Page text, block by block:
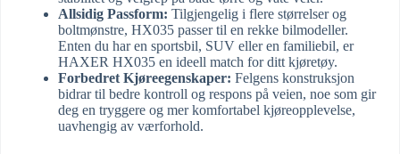
Allsidig Passform: Tilgjengelig i flere størrelser og
boltmønstre, HX035 passer til en rekke bilmodeller.
Enten du har en sportsbil, SUV eller en familiebil, er
HAXER HX035 en ideell match for ditt kjøretøy.
Forbedret Kjøreegenskaper: Felgens konstruksjon
bidrar til bedre kontroll og respons på veien, noe som gir
deg en tryggere og mer komfortabel kjøreopplevelse,
uavhengig av værforhold.